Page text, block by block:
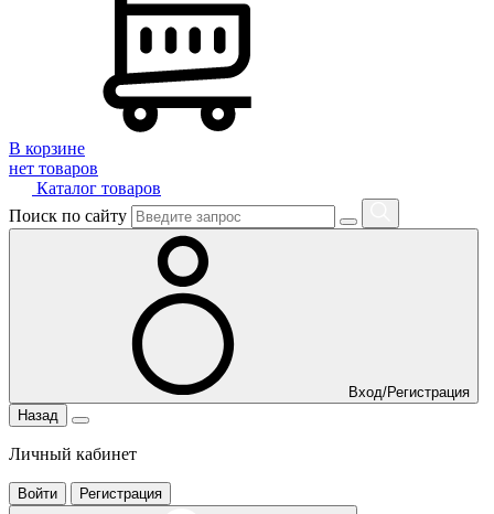
В корзине
нет товаров
Каталог товаров
Поиск по сайту
Вход/Регистрация
Назад
Личный кабинет
Войти Регистрация